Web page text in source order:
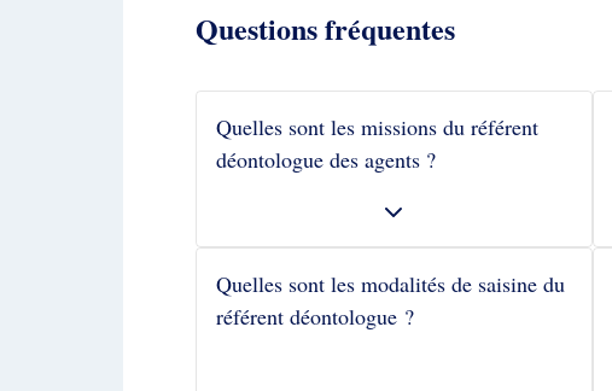
Questions fréquentes
Quelles sont les missions du référent
déontologue des agents ?
Quelles sont les modalités de saisine du
référent déontologue ?